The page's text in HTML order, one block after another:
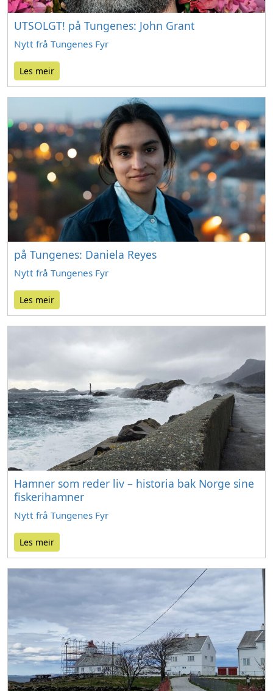
UTSOLGT! på Tungenes: John Grant
Nytt frå Tungenes Fyr
Les meir
på Tungenes: Daniela Reyes
Nytt frå Tungenes Fyr
Les meir
Hamner som reder liv – historia bak Norge sine
fiskerihamner
Nytt frå Tungenes Fyr
Les meir